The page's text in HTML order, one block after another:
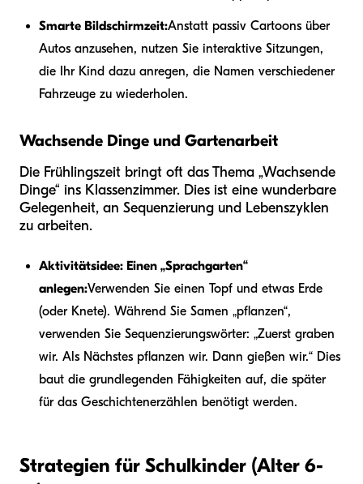
Smarte Bildschirmzeit:Anstatt passiv Cartoons über
Autos anzusehen, nutzen Sie interaktive Sitzungen,
die Ihr Kind dazu anregen, die Namen verschiedener
Fahrzeuge zu wiederholen.
Wachsende Dinge und Gartenarbeit
Die Frühlingszeit bringt oft das Thema „Wachsende
Dinge“ ins Klassenzimmer. Dies ist eine wunderbare
Gelegenheit, an Sequenzierung und Lebenszyklen
zu arbeiten.
Aktivitätsidee: Einen „Sprachgarten“
anlegen:Verwenden Sie einen Topf und etwas Erde
(oder Knete). Während Sie Samen „pflanzen“,
verwenden Sie Sequenzierungswörter: „Zuerst graben
wir. Als Nächstes pflanzen wir. Dann gießen wir.“ Dies
baut die grundlegenden Fähigkeiten auf, die später
für das Geschichtenerzählen benötigt werden.
Strategien für Schulkinder (Alter 6-